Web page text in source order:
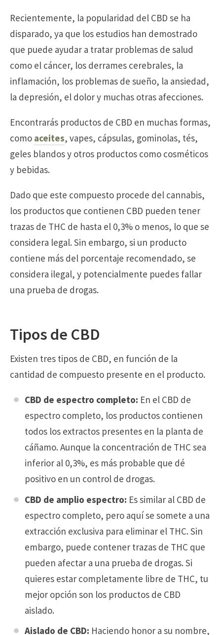
Recientemente, la popularidad del CBD se ha
disparado, ya que los estudios han demostrado
que puede ayudar a tratar problemas de salud
como el cáncer, los derrames cerebrales, la
inflamación, los problemas de sueño, la ansiedad,
la depresión, el dolor y muchas otras afecciones.
Encontrarás productos de CBD en muchas formas,
como aceites, vapes, cápsulas, gominolas, tés,
geles blandos y otros productos como cosméticos
y bebidas.
Dado que este compuesto procede del cannabis,
los productos que contienen CBD pueden tener
trazas de THC de hasta el 0,3% o menos, lo que se
considera legal. Sin embargo, si un producto
contiene más del porcentaje recomendado, se
considera ilegal, y potencialmente puedes fallar
una prueba de drogas.
Tipos de CBD
Existen tres tipos de CBD, en función de la
cantidad de compuesto presente en el producto.
CBD de espectro completo: En el CBD de
espectro completo, los productos contienen
todos los extractos presentes en la planta de
cáñamo. Aunque la concentración de THC sea
inferior al 0,3%, es más probable que dé
positivo en un control de drogas.
CBD de amplio espectro: Es similar al CBD de
espectro completo, pero aquí se somete a una
extracción exclusiva para eliminar el THC. Sin
embargo, puede contener trazas de THC que
pueden afectar a una prueba de drogas. Si
quieres estar completamente libre de THC, tu
mejor opción son los productos de CBD
aislado.
Aislado de CBD: Haciendo honor a su nombre,